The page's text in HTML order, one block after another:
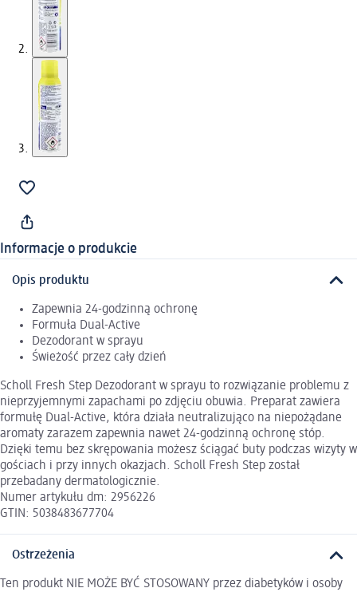
Informacje o produkcie
Opis produktu
Zapewnia 24-godzinną ochronę
Formuła Dual-Active
Dezodorant w sprayu
Świeżość przez cały dzień
Scholl Fresh Step Dezodorant w sprayu to rozwiązanie problemu z
nieprzyjemnymi zapachami po zdjęciu obuwia. Preparat zawiera
formułę Dual-Active, która działa neutralizująco na niepożądane
aromaty zarazem zapewnia nawet 24-godzinną ochronę stóp.
Dzięki temu bez skrępowania możesz ściągać buty podczas wizyty w
gościach i przy innych okazjach. Scholl Fresh Step został
przebadany dermatologicznie.
Numer artykułu dm: 2956226
GTIN: 5038483677704
Ostrzeżenia
Ten produkt NIE MOŻE BYĆ STOSOWANY przez diabetyków i osoby